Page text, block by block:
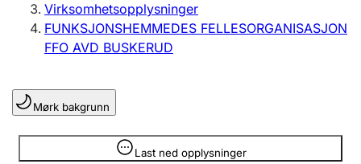
Enkeltpersonforetak
Registrere, endre, slette
Lag og forening
Registrere, endre, slette
Virksomhetsopplysninger
FUNKSJONSHEMMEDES FELLESORGANISASJON
FFO AVD BUSKERUD
Mørk bakgrunn
Last ned opplysninger
Opplysninger er skjult